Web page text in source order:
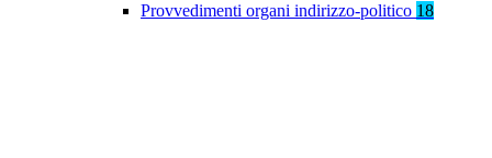
Provvedimenti organi indirizzo-politico 18